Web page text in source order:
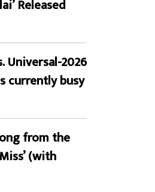
Released
Universal-2026
currently busy
from the
(with